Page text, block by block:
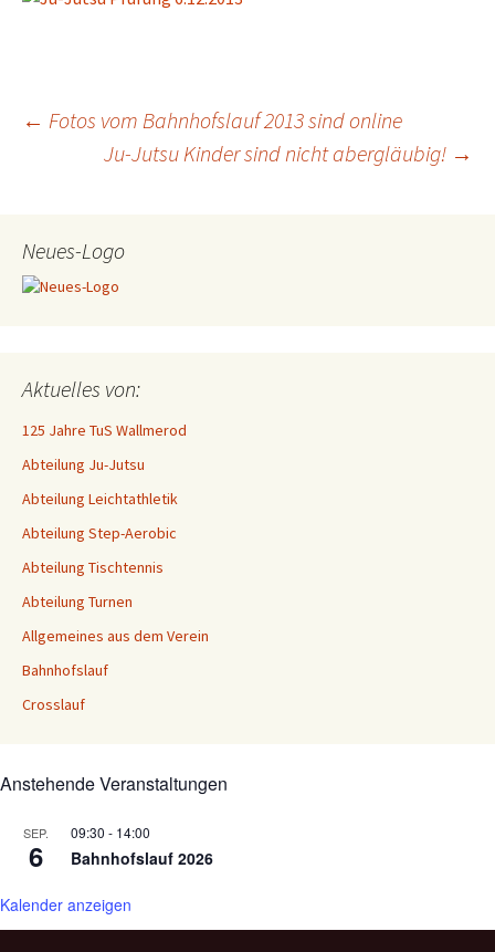
Beitragsnavigation
← Fotos vom Bah nhofslauf 2013 sind online
Ju-Jutsu Kinder sind nicht abergläubig! →
Neues-Logo
Aktuelles von:
125 Jahre TuS Wallmerod
Abteilung Ju-Jutsu
Abteilung Leichtathletik
Abteilung Step-Aerobic
Abteilung Tischtennis
Abteilung Turnen
Allgemeines aus dem Verein
Bahnhofslauf
Crosslauf
Anstehende Veranstaltungen
SEP.
6
09:30 - 14:00
Bahnhofslauf 2026
Kalender anzeigen